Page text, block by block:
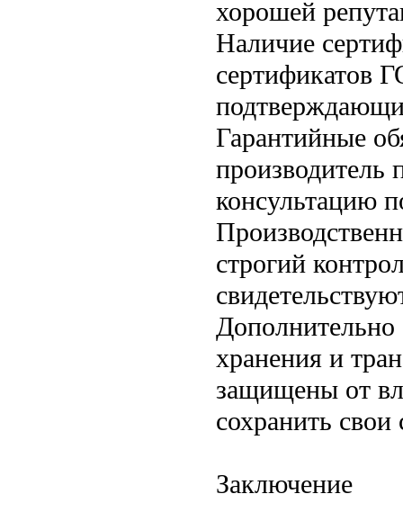
хорошей
Наличие
сертификатов
Гарантийные
производитель
консультацию
строгий
Дополнительно
хранения и
защищены от
сохранить свои
Заключение